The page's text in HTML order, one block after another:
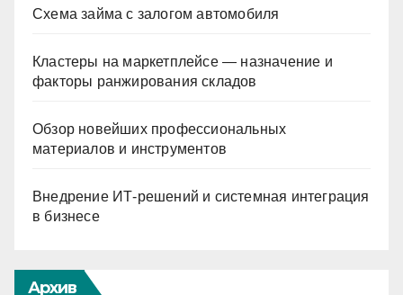
Схема займа с залогом автомобиля
Кластеры на маркетплейсе — назначение и
факторы ранжирования складов
Обзор новейших профессиональных
материалов и инструментов
Внедрение ИТ-решений и системная интеграция
в бизнесе
Архив